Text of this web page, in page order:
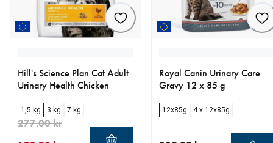
Hill's Science Plan Cat Adult
Urinary Health Chicken
1,5 kg 3 kg 7 kg
277.00 kr
Royal Canin Urinary Care
Gravy 12 x 85 g
12x85g 4 x 12x85g